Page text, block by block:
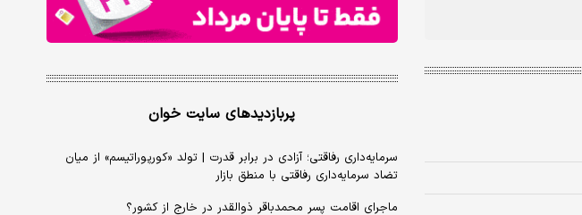
پربازدیدهای سایت خوان
سرمایه‌داری رفاقتی؛ آزادی در برابر قدرت | تولد «کورپوراتیسم» از میان
تضاد سرمایه‌داری رفاقتی با منطق بازار
ماجرای اقامت پسر محمدباقر ذوالقدر در خارج از کشور؟